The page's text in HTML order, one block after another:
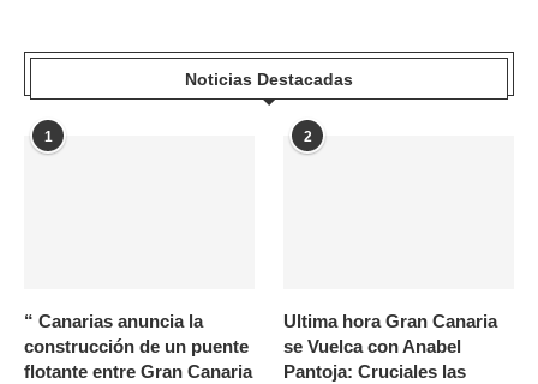
Noticias Destacadas
1
“ Canarias anuncia la
construcción de un puente
flotante entre Gran Canaria
2
Ultima hora Gran Canaria
se Vuelca con Anabel
Pantoja: Cruciales las